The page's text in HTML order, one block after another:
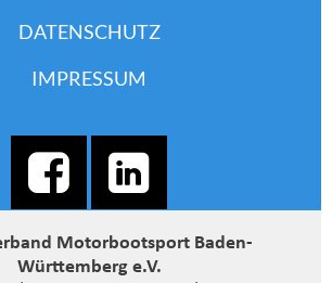
DATENSCHUTZ
IMPRESSUM
Motorbootsport Baden-
Württemberg e.V.